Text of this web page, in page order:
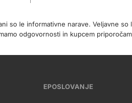
so le informativne narave. Veljavne
odgovornosti in kupcem
EPOSLOVANJE